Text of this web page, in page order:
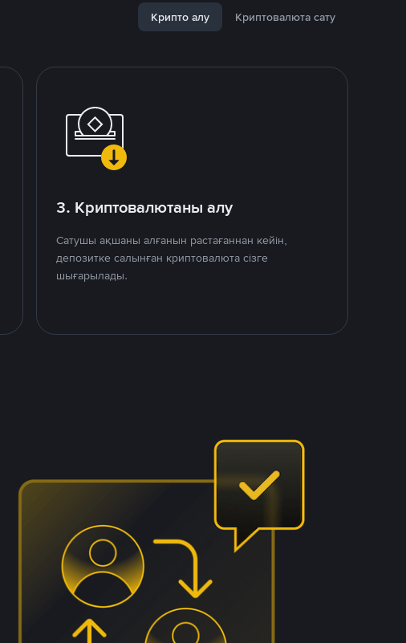
Крипто алу Криптовалюта сату
3. Криптовалютаны алу
Сатушы ақшаны алғанын растағаннан кейін,
депозитке салынған криптовалюта сізге
шығарылады.